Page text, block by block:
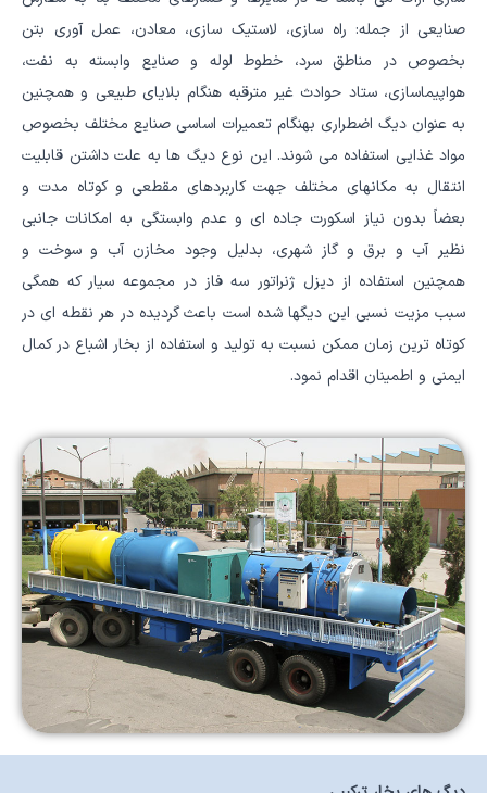
صنایعی از جمله: راه سازی، لاستیک سازی، معادن، عمل آوری بتن
بخصوص در مناطق سرد، خطوط لوله و صنایع وابسته به نفت،
هواپیماسازی، ستاد حوادث غیر مترقبه هنگام بلایای طبیعی و همچنین
به عنوان دیگ اضطراری بهنگام تعمیرات اساسی صنایع مختلف بخصوص
مواد غذایی استفاده می شوند. این نوع دیگ ها به علت داشتن قابلیت
انتقال به مکانهای مختلف جهت کاربردهای مقطعی و کوتاه مدت و
بعضاً بدون نیاز اسکورت جاده ای و عدم وابستگی به امکانات جانبی
نظیر آب و برق و گاز شهری، بدلیل وجود مخازن آب و سوخت و
همچنین استفاده از دیزل ژنراتور سه فاز در مجموعه سیار که همگی
سبب مزیت نسبی این دیگها شده است باعث گردیده در هر نقطه ای در
کوتاه ترین زمان ممکن نسبت به تولید و استفاده از بخار اشباع در کمال
ایمنی و اطمینان اقدام نمود.